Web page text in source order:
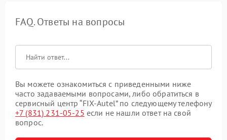
FAQ. Ответы на вопросы
Вы можете ознакомиться с приведенными ниже
часто задаваемыми вопросами, либо обратиться в
сервисный центр “FIX-Autel” по следующему телефону
+7 (831) 231-05-25 если не нашли ответ на свой
вопрос.